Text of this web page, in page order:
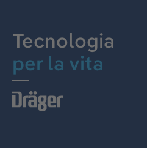
Tecnologia
per la vita